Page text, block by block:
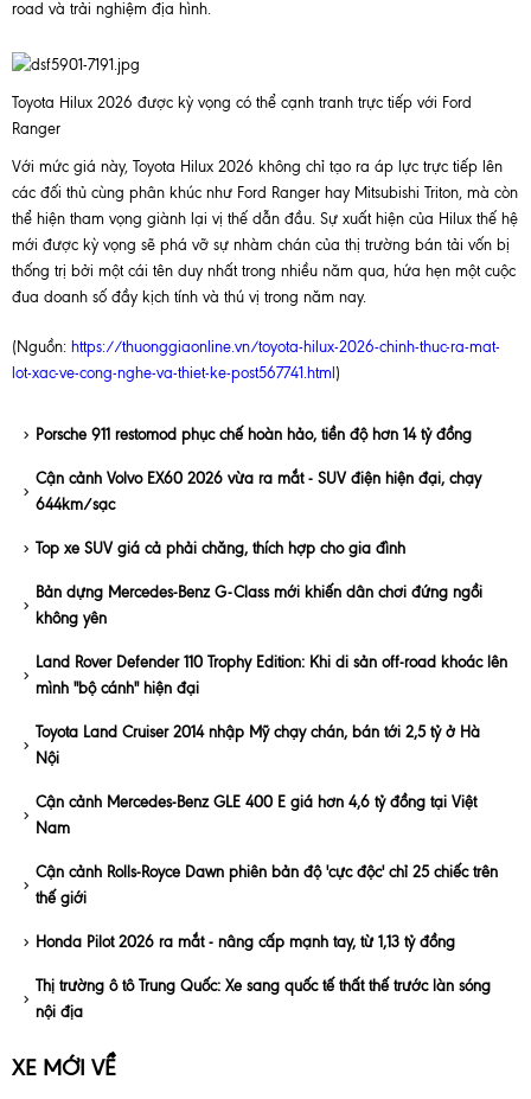
road và trải nghiệm địa hình.
Toyota Hilux 2026 được kỳ vọng có thể cạnh tranh trực tiếp với Ford
Ranger
Với mức giá này, Toyota Hilux 2026 không chỉ tạo ra áp lực trực tiếp lên
các đối thủ cùng phân khúc như Ford Ranger hay Mitsubishi Triton, mà còn
thể hiện tham vọng giành lại vị thế dẫn đầu. Sự xuất hiện của Hilux thế hệ
mới được kỳ vọng sẽ phá vỡ sự nhàm chán của thị trường bán tải vốn bị
thống trị bởi một cái tên duy nhất trong nhiều năm qua, hứa hẹn một cuộc
đua doanh số đầy kịch tính và thú vị trong năm nay.
(Nguồn: https://thuonggiaonline.vn/toyota-hilux-2026-chinh-thuc-ra-mat-
lot-xac-ve-cong-nghe-va-thiet-ke-post567741.html )
Porsche 911 restomod phục chế hoàn hảo, tiền độ hơn 14 tỷ đồng
Cận cảnh Volvo EX60 2026 vừa ra mắt - SUV điện hiện đại, chạy
644km/sạc
Top xe SUV giá cả phải chăng, thích hợp cho gia đình
Bản dựng Mercedes-Benz G-Class mới khiến dân chơi đứng ngồi
không yên
Land Rover Defender 110 Trophy Edition: Khi di sản off-road khoác lên
mình "bộ cánh" hiện đại
Toyota Land Cruiser 2014 nhập Mỹ chạy chán, bán tới 2,5 tỷ ở Hà
Nội
Cận cảnh Mercedes-Benz GLE 400 E giá hơn 4,6 tỷ đồng tại Việt
Nam
Cận cảnh Rolls-Royce Dawn phiên bản độ 'cực độc' chỉ 25 chiếc trên
thế giới
Honda Pilot 2026 ra mắt - nâng cấp mạnh tay, từ 1,13 tỷ đồng
Thị trường ô tô Trung Quốc: Xe sang quốc tế thất thế trước làn sóng
nội địa
XE MỚI VỀ